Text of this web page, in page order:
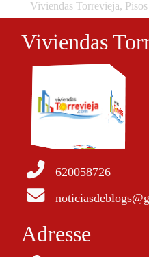
Viviendas Torrevieja,
Viviendas
620058726
Adresse